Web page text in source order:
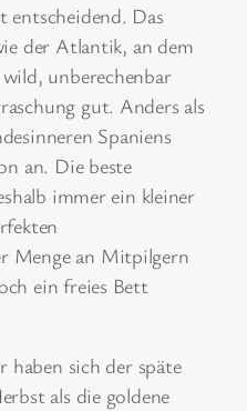
entscheidend. Das
der Atlantik, an dem
unberechenbar
gut. Anders als
Spaniens
an. Die beste
immer ein kleiner
Menge an Mitpilgern
ein freies Bett
haben sich der späte
als die goldene